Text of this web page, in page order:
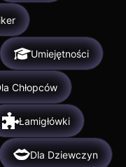
Umiejętności
Chłopców
Łamigłówki
Dla Dziewczyn